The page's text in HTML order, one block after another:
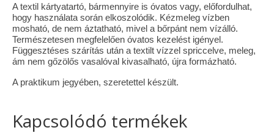
A textil kártyatartó, bármennyire is óvatos vagy, előfordulhat,
hogy használata során elkoszolódik. Kézmeleg vízben
mosható, de nem áztatható, mivel a bőrpánt nem vízálló.
Természetesen megfelelően óvatos kezelést igényel.
Függesztéses szárítás után a textilt vízzel spriccelve, meleg,
ám nem gőzölős vasalóval kivasalható, újra formázható.
A praktikum jegyében, szeretettel készült.
Kapcsolódó termékek